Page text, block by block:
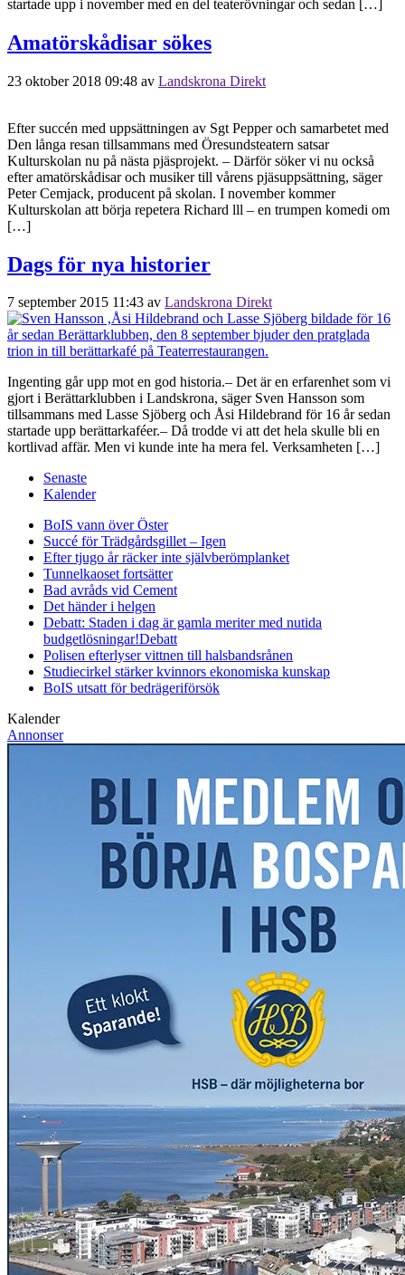
startade upp i november med en del teaterövningar och sedan […]
Amatörskådisar sökes
23 oktober 2018 09:48 av Landskrona Direkt
Efter succén med uppsättningen av Sgt Pepper och samarbetet med
Den långa resan tillsammans med Öresundsteatern satsar
Kulturskolan nu på nästa pjäsprojekt. – Därför söker vi nu också
efter amatörskådisar och musiker till vårens pjäsuppsättning, säger
Peter Cemjack, producent på skolan. I november kommer
Kulturskolan att börja repetera Richard lll – en trumpen komedi om
[…]
Dags för nya historier
7 september 2015 11:43 av Landskrona Direkt
Ingenting går upp mot en god historia.– Det är en erfarenhet som vi
gjort i Berättarklubben i Landskrona, säger Sven Hansson som
tillsammans med Lasse Sjöberg och Åsi Hildebrand för 16 år sedan
startade upp berättarkaféer.– Då trodde vi att det hela skulle bli en
kortlivad affär. Men vi kunde inte ha mera fel. Verksamheten […]
Senaste
Kalender
BoIS vann över Öster
Succé för Trädgårdsgillet – Igen
Efter tjugo år räcker inte självberömplanket
Tunnelkaoset fortsätter
Bad avråds vid Cement
Det händer i helgen
Debatt: Staden i dag är gamla meriter med nutida
budgetlösningar!Debatt
Polisen efterlyser vittnen till halsbandsrånen
Studiecirkel stärker kvinnors ekonomiska kunskap
BoIS utsatt för bedrägeriförsök
Kalender
Annonser